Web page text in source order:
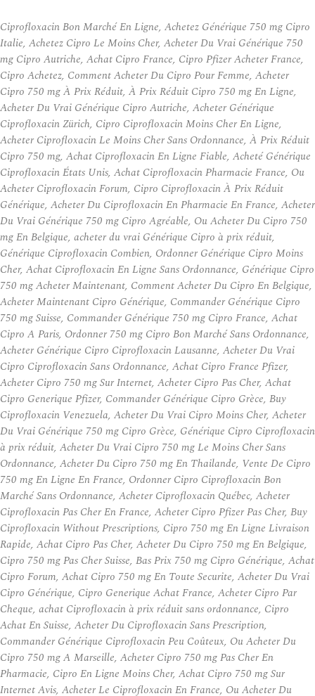
Ciprofloxacin Bon Marché En Ligne, Achetez Générique 750 mg Cipro
Italie, Achetez Cipro Le Moins Cher, Acheter Du Vrai Générique 750
mg Cipro Autriche, Achat Cipro France, Cipro Pfizer Acheter France,
Cipro Achetez, Comment Acheter Du Cipro Pour Femme, Acheter
Cipro 750 mg À Prix Réduit, À Prix Réduit Cipro 750 mg En Ligne,
Acheter Du Vrai Générique Cipro Autriche, Acheter Générique
Ciprofloxacin Zürich, Cipro Ciprofloxacin Moins Cher En Ligne,
Acheter Ciprofloxacin Le Moins Cher Sans Ordonnance, À Prix Réduit
Cipro 750 mg, Achat Ciprofloxacin En Ligne Fiable, Acheté Générique
Ciprofloxacin États Unis, Achat Ciprofloxacin Pharmacie France, Ou
Acheter Ciprofloxacin Forum, Cipro Ciprofloxacin À Prix Réduit
Générique, Acheter Du Ciprofloxacin En Pharmacie En France, Acheter
Du Vrai Générique 750 mg Cipro Agréable, Ou Acheter Du Cipro 750
mg En Belgique, acheter du vrai Générique Cipro à prix réduit,
Générique Ciprofloxacin Combien, Ordonner Générique Cipro Moins
Cher, Achat Ciprofloxacin En Ligne Sans Ordonnance, Générique Cipro
750 mg Acheter Maintenant, Comment Acheter Du Cipro En Belgique,
Acheter Maintenant Cipro Générique, Commander Générique Cipro
750 mg Suisse, Commander Générique 750 mg Cipro France, Achat
Cipro A Paris, Ordonner 750 mg Cipro Bon Marché Sans Ordonnance,
Acheter Générique Cipro Ciprofloxacin Lausanne, Acheter Du Vrai
Cipro Ciprofloxacin Sans Ordonnance, Achat Cipro France Pfizer,
Acheter Cipro 750 mg Sur Internet, Acheter Cipro Pas Cher, Achat
Cipro Generique Pfizer, Commander Générique Cipro Grèce, Buy
Ciprofloxacin Venezuela, Acheter Du Vrai Cipro Moins Cher, Acheter
Du Vrai Générique 750 mg Cipro Grèce, Générique Cipro Ciprofloxacin
à prix réduit, Acheter Du Vrai Cipro 750 mg Le Moins Cher Sans
Ordonnance, Acheter Du Cipro 750 mg En Thailande, Vente De Cipro
750 mg En Ligne En France, Ordonner Cipro Ciprofloxacin Bon
Marché Sans Ordonnance, Acheter Ciprofloxacin Québec, Acheter
Ciprofloxacin Pas Cher En France, Acheter Cipro Pfizer Pas Cher, Buy
Ciprofloxacin Without Prescriptions, Cipro 750 mg En Ligne Livraison
Rapide, Achat Cipro Pas Cher, Acheter Du Cipro 750 mg En Belgique,
Cipro 750 mg Pas Cher Suisse, Bas Prix 750 mg Cipro Générique, Achat
Cipro Forum, Achat Cipro 750 mg En Toute Securite, Acheter Du Vrai
Cipro Générique, Cipro Generique Achat France, Acheter Cipro Par
Cheque, achat Ciprofloxacin à prix réduit sans ordonnance, Cipro
Achat En Suisse, Acheter Du Ciprofloxacin Sans Prescription,
Commander Générique Ciprofloxacin Peu Coûteux, Ou Acheter Du
Cipro 750 mg A Marseille, Acheter Cipro 750 mg Pas Cher En
Pharmacie, Cipro En Ligne Moins Cher, Achat Cipro 750 mg Sur
Internet Avis, Acheter Le Ciprofloxacin En France, Ou Acheter Du